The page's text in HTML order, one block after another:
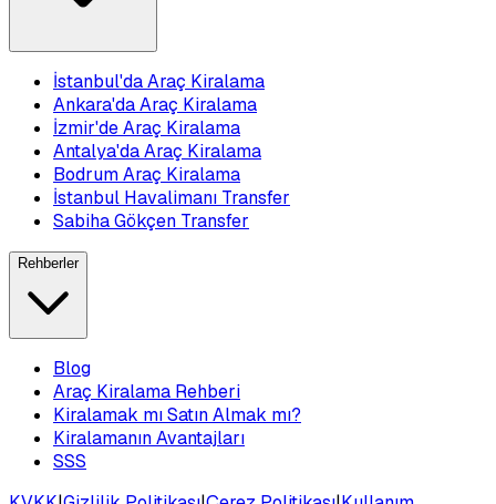
İstanbul'da Araç Kiralama
Ankara'da Araç Kiralama
İzmir'de Araç Kiralama
Antalya'da Araç Kiralama
Bodrum Araç Kiralama
İstanbul Havalimanı Transfer
Sabiha Gökçen Transfer
Rehberler
Blog
Araç Kiralama Rehberi
Kiralamak mı Satın Almak mı?
Kiralamanın Avantajları
SSS